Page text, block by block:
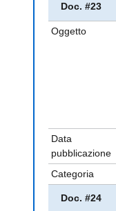
Doc. #23
Oggetto
Data
pubblicazione
Categoria
Doc. #24